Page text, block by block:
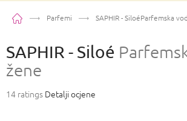
PočetnaParfemi SAPHIR - SiloéParfemska
SAPHIR - Siloé
žene
Prosječna
14 ratings Detalji ocjene